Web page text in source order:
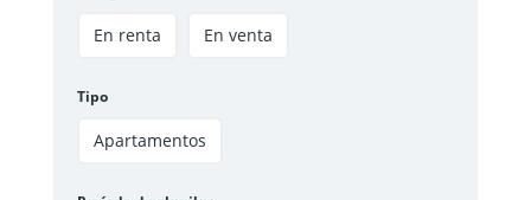
En renta En venta
Tipo
Apartamentos